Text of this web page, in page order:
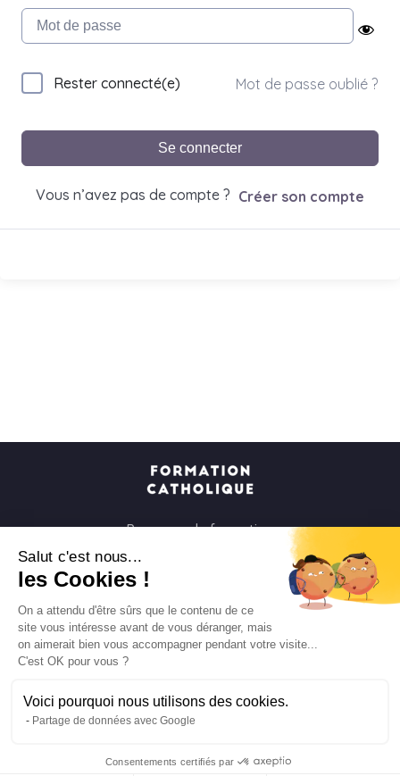
Salut c'est nous...
les Cookies !
On a attendu d'être sûrs que le contenu de ce
site vous intéresse avant de vous déranger, mais
on aimerait bien vous accompagner pendant votre visite...
C'est OK pour vous ?
Voici pourquoi nous utilisons des cookies.
Partage de données avec Google
Consentements certifiés par
Rester connecté(e) Mot de passe oublié ?
Se connecter
Vous n’avez pas de compte ? Créer son compte
Parcours de formation
Parcours spirituels
Les groupes et paroisses
Mentions légales